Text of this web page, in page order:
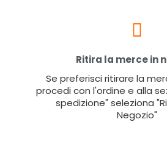
Ritira la merce in
Se preferisci ritirare la
procedi con l'ordine e alla
spedizione" seleziona
Negozio"